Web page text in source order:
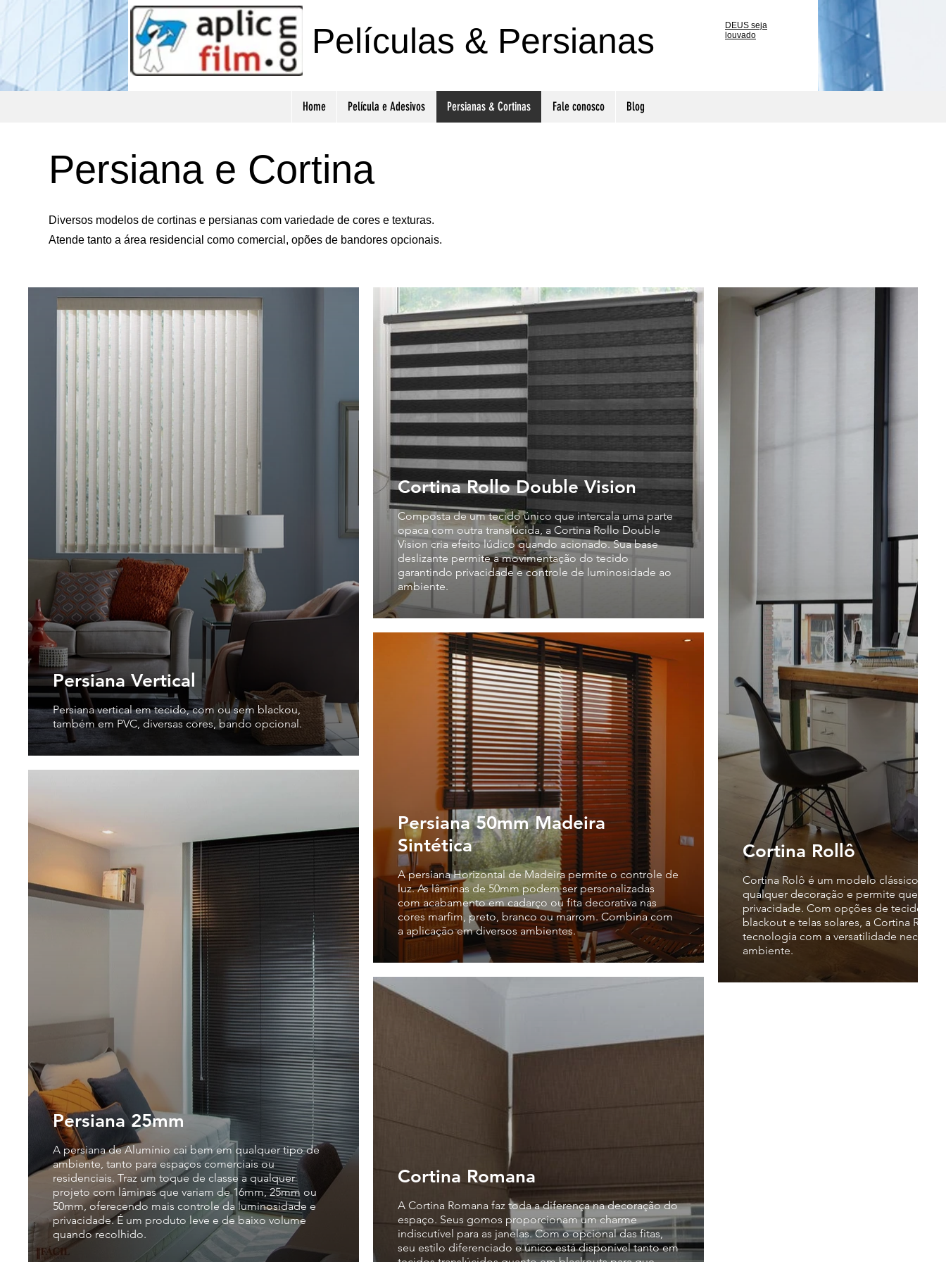
Películas & Persianas
DEUS seja
louvado
Home Película e Adesivos Persianas & Cortinas Fale conosco Blog
Persiana e Cortina
Diversos modelos de cortinas e persianas com variedade de cores e texturas.
Atende tanto a área residencial como comercial, opões de bandores opcionais.
Persiana Vertical
Persiana vertical em tecido, com ou sem blackou,
também em PVC, diversas cores, bando opcional.
Cortina Rollo Double Vision
Composta de um tecido único que intercala uma parte
opaca com outra translúcida, a Cortina Rollo Double
Vision cria efeito lúdico quando acionado. Sua base
deslizante permite a movimentação do tecido
garantindo privacidade e controle de luminosidade ao
ambiente.
Cortina Rollô
Cortina Rolô é um modelo clássico, ela
qualquer decoração e permite que
privacidade. Com opções de tecidos
blackout e telas solares, a Cortina Rolô
tecnologia com a versatilidade
ambiente.
Persiana 50mm Madeira
Sintética
A persiana Horizontal de Madeira permite o controle de
luz. As lâminas de 50mm podem ser personalizadas
com acabamento em cadarço ou fita decorativa nas
cores marfim, preto, branco ou marrom. Combina com
a aplicação em diversos ambientes.
Persiana 25mm
A persiana de Alumínio cai bem em qualquer tipo de
ambiente, tanto para espaços comerciais ou
residenciais. Traz um toque de classe a qualquer
projeto com lâminas que variam de 16mm, 25mm ou
50mm, oferecendo mais controle da luminosidade e
privacidade. É um produto leve e de baixo volume
quando recolhido.
Cortina Romana
A Cortina Romana faz toda a diferença na decoração do
espaço. Seus gomos proporcionam um charme
indiscutível para as janelas. Com o opcional das fitas,
seu estilo diferenciado e único está disponível tanto em